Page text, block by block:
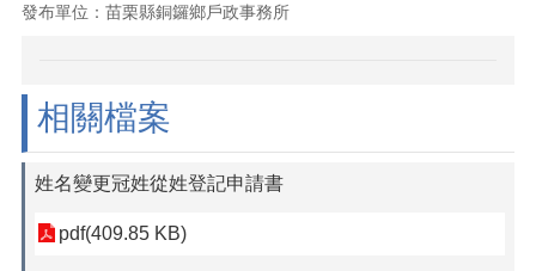
發布單位：苗栗縣銅鑼鄉戶政事務所
相關檔案
姓名變更冠姓從姓登記申請書
pdf(409.85 KB)